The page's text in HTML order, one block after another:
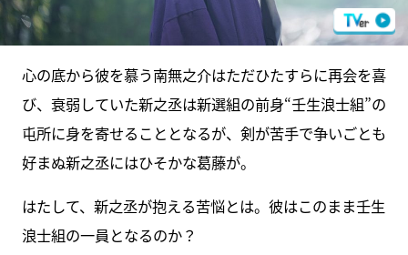
心の底から彼を慕う南無之介はただひたすらに再会を喜
び、衰弱していた新之丞は新選組の前身“壬生浪士組”の
屯所に身を寄せることとなるが、剣が苦手で争いごとも
好まぬ新之丞にはひそかな葛藤が。
はたして、新之丞が抱える苦悩とは。彼はこのまま壬生
浪士組の一員となるのか？